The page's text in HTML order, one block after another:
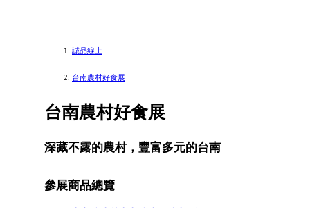
誠品線上
台南農村好食展
台南農村好食展
深藏不露的農村，豐富多元的台南
參展商品總覽